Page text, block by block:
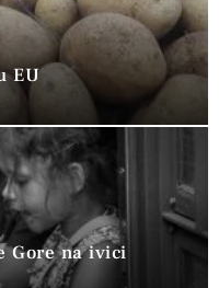
EU
Gore na ivici